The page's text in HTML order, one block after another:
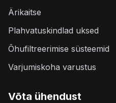
Ärikaitse
Plahvatuskindlad uksed
Õhufiltreerimise süsteemid
Varjumiskoha varustus
Võta ühendust